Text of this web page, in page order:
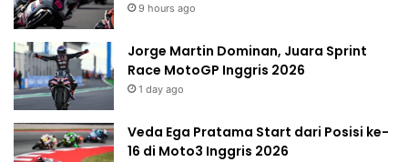
9 hours ago
Jorge Martin Dominan, Juara Sprint
Race MotoGP Inggris 2026
1 day ago
Veda Ega Pratama Start dari Posisi ke-
16 di Moto3 Inggris 2026